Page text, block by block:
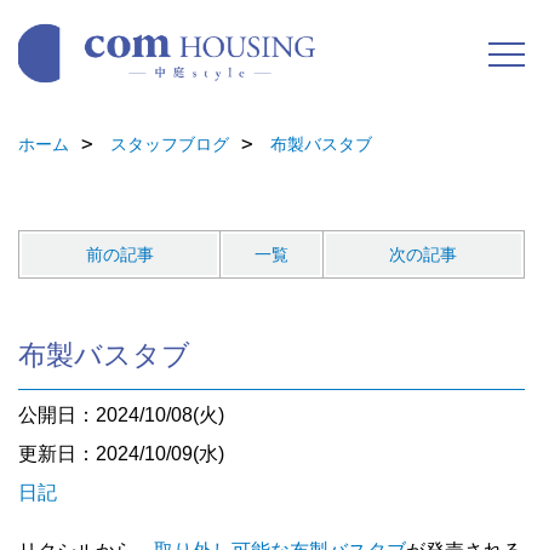
ホーム スタッフブログ 布製バスタブ
前の記事 一覧 次の記事
布製バスタブ
公開日：2024/10/08(火)
更新日：2024/10/09(水)
日記